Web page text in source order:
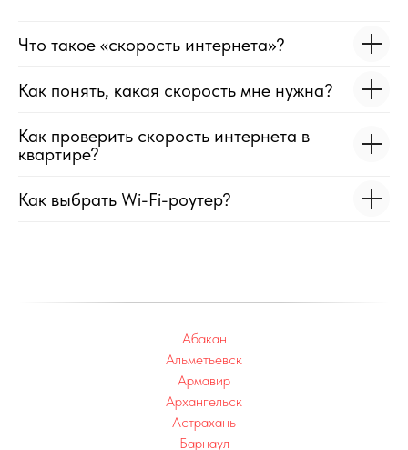
Что такое «скорость интернета»?
Как понять, какая скорость мне нужна?
Как проверить скорость интернета в
квартире?
Как выбрать Wi-Fi-роутер?
Абакан
Альметьевск
Армавир
Архангельск
Астрахань
Барнаул